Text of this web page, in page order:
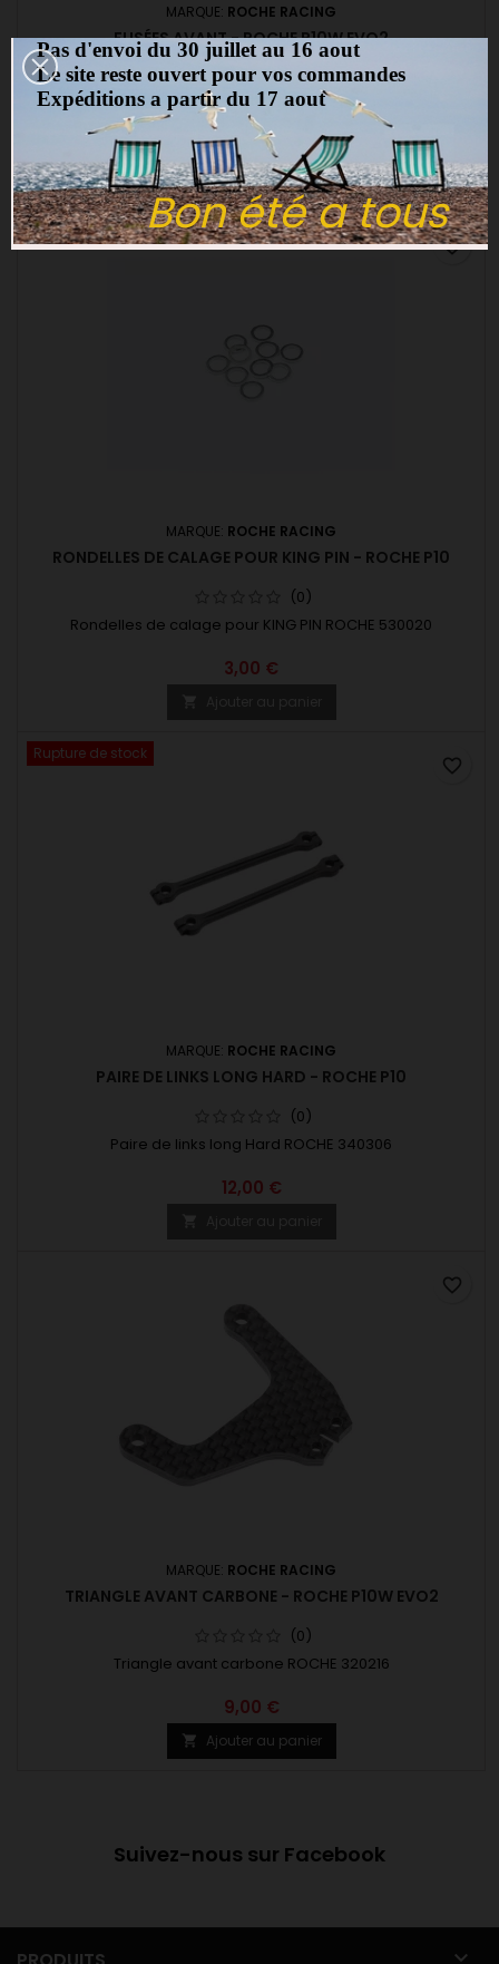
MARQUE: ROCHE RACING
FUSÉES AVANT - ROCHE P10W EVO2
(0)
Fusées avant ROCHE P10W ROCHE 340073
6,00 €
 Ajouter au panier
Rupture de stock
MARQUE: ROCHE RACING
RONDELLES DE CALAGE POUR KING PIN - ROCHE P10
(0)
Rondelles de calage pour KING PIN ROCHE 530020
3,00 €
favorite_border
Rupture de stock
MARQUE: ROCHE RACING
PAIRE DE LINKS LONG HARD - ROCHE P10
(0)
Paire de links long Hard ROCHE 340306
12,00 €
favorite_border
MARQUE: ROCHE RACING
TRIANGLE AVANT CARBONE - ROCHE P10W EVO2
(0)
Triangle avant carbone ROCHE 320216
9,00 €
 Ajouter au panier
favorite_border
Suivez-nous sur Facebook

Bon été a tous
Pas d'envoi du 30 juillet au 16 aout
Le site reste ouvert pour vos commandes
Expéditions a partir du 17 aout